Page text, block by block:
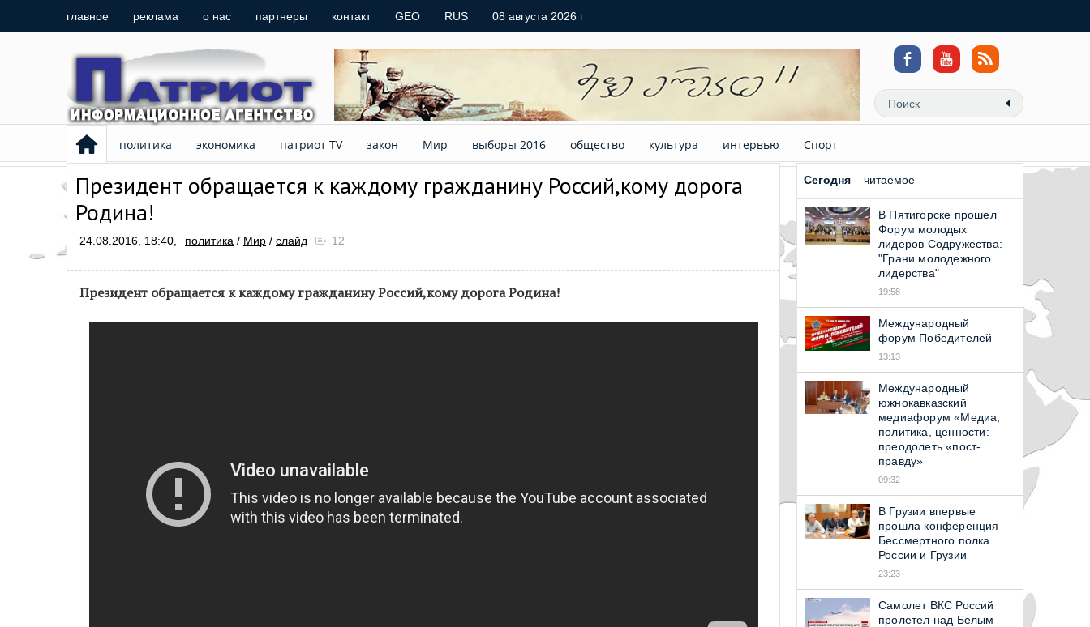
главное реклама о нас партнеры контакт GEO RUS 08 августа 2026 г
политика экономика патриот TV закон Мир выборы 2016 общество культура интервью Спорт
Президент обращается к каждому гражданину Россий,кому дорога
Родина!
24.08.2016, 18:40, политика / Мир / слайд 12
Президент обращается к каждому гражданину Россий,кому дорога Родина!
Сегодня читаемое
В Пятигорске прошел
Форум молодых
лидеров Содружества:
"Грани молодежного
лидерства"
19:58
Международный
форум Победителей
13:13
Международный
южнокавказский
медиафорум «Медиа,
политика, ценности:
преодолеть «пост-
правду»
09:32
В Грузии впервые
прошла конференция
Бессмертного полка
России и Грузии
23:23
Самолет ВКС Россий
пролетел над Белым